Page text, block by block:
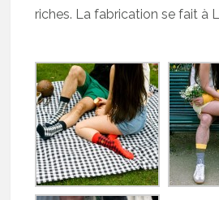
riches. La fabrication se fait à